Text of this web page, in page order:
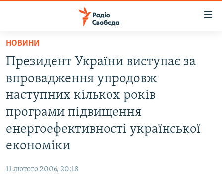
Перейти
основного
матеріалу
Перейти
до
основної
навігації
Перейти
до
ВСЕ ЗА ДОБУ
СТАТТІ
СУСПІЛЬСТВО
РОСІЙСЬКА «ФІЛЬТРАЦІЯ»
ДОНБАС.РЕАЛІЇ
НОВИНИ
Президент України виступає за
впровадження упродовж
наступних кількох років
програми підвищення
енергоефективності української
економіки
11 лютого 2006, 20:18